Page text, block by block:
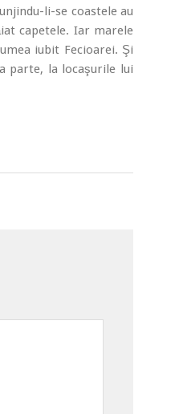
li-se coastele au
capetele. Iar marele
iubit Fecioarei. Şi
parte, la locaşurile lui